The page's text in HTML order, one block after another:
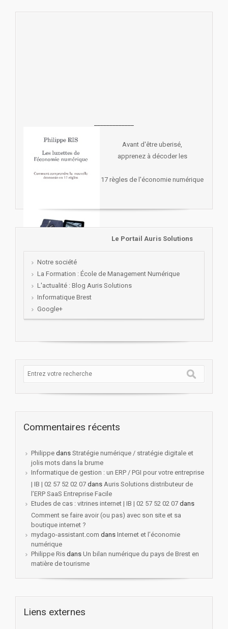
Avant d'être uberisé,
apprenez à décoder les
17 règles de l'économie numérique
Le Portail Auris Solutions
Notre société
La Formation : École de Management Numérique
L'actualité : Blog Auris Solutions
Informatique Brest
Google+
Commentaires récents
Philippe dans Stratégie numérique / stratégie digitale et
jolis mots dans la brume
Informatique de gestion : un ERP / PGI pour votre entreprise
| IB | 02 57 52 02 07 dans Auris Solutions distributeur de
l’ERP SaaS Entreprise Facile
Etudes de cas : vitrines internet | IB | 02 57 52 02 07 dans
Comment se faire avoir (ou pas) avec son site et sa
boutique internet ?
mydago-assistant.com dans Internet et l’économie
numérique
Philippe Ris dans Un bilan numérique du pays de Brest en
matière de tourisme
Liens externes